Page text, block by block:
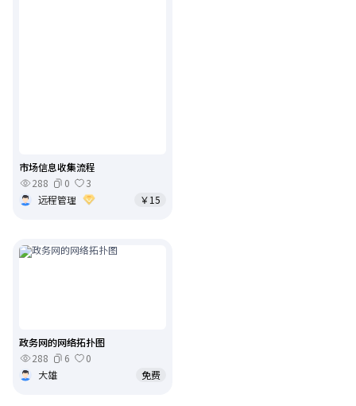
市场信息收集流程
288
0
3
远程管理
￥15
政务网的网络拓扑图
288
6
0
大雄
免费